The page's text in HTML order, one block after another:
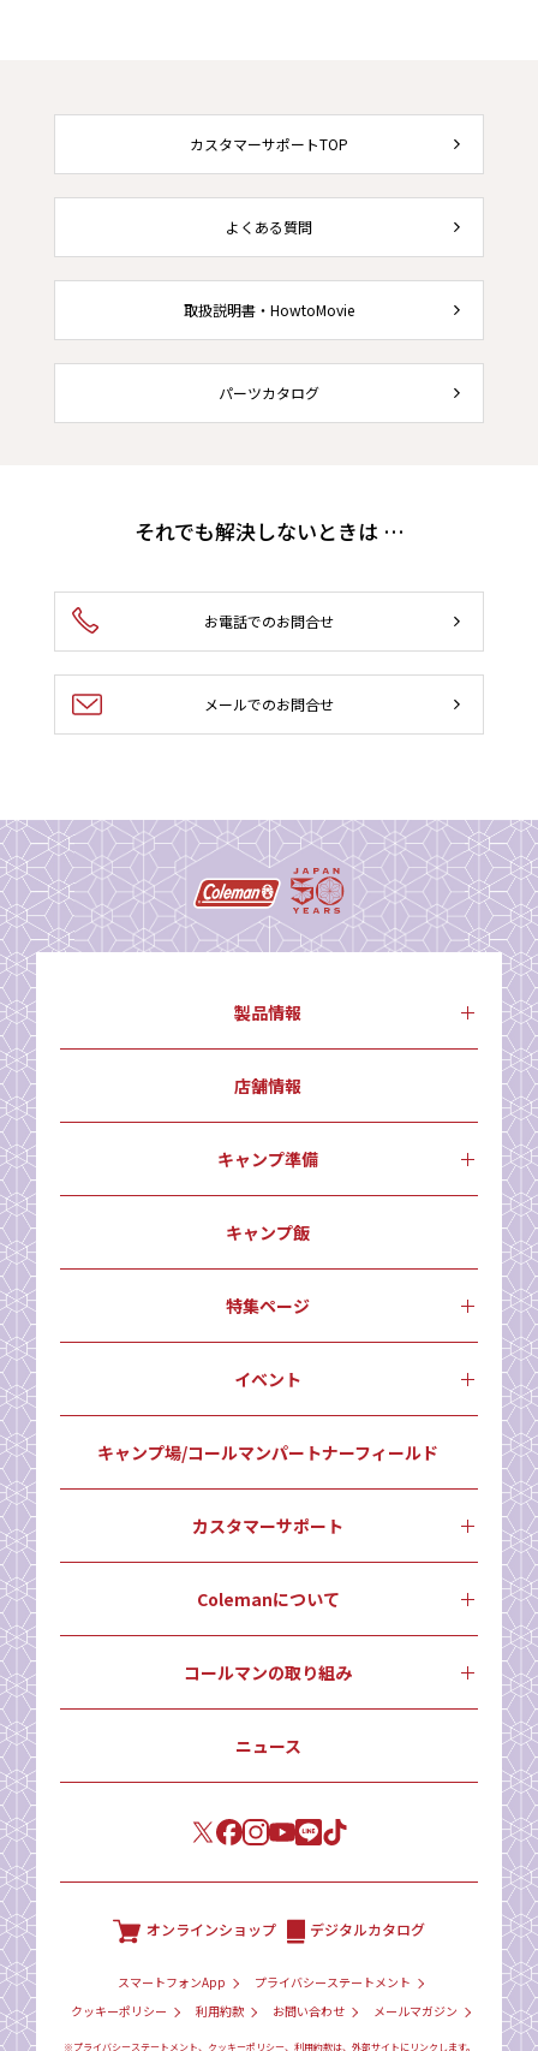
カスタマーサポートTOP
よくある質問
取扱説明書・HowtoMovie
パーツカタログ
それでも解決しないときは …
お電話でのお問合せ
メールでのお問合せ
製品情報
店舗情報
キャンプ準備
キャンプ飯
特集ページ
イベント
キャンプ場/コールマンパートナーフィールド
カスタマーサポート
Colemanについて
コールマンの取り組み
ニュース
オンラインショップ デジタルカタログ
スマートフォンApp
プライバシーステートメント
クッキーポリシー
利用約款 お問い合わせ メールマガジン
※プライバシーステートメント、クッキーポリシー、利用約款は、外部サイトにリンクします。